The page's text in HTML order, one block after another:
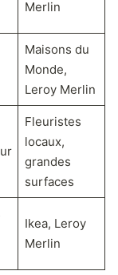
Merlin
Maisons du
Monde,
Leroy Merlin
Fleuristes
locaux,
grandes
surfaces
Ikea, Leroy
Merlin